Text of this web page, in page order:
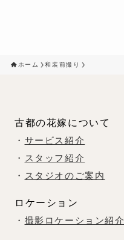
ホーム 和装前撮り
古都の花嫁について
・ サービス紹介
・
スタッフ紹介
・
スタジオのご案内
ロケーション
・ 撮影ロケーション紹介